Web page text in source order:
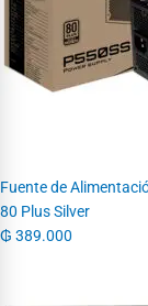
Fuente de
80 Plus Silver
₲ 389.000